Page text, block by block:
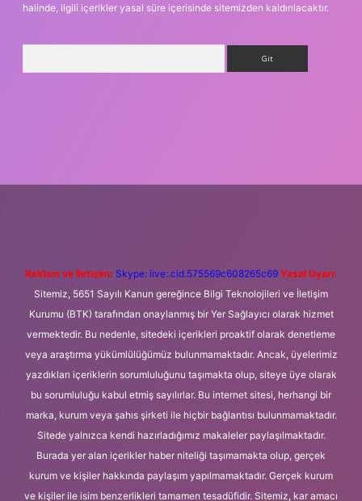
halinde, ilgili içerikler yasal süre içerisinde sitemizden kaldırılacaktır.
Reklam ve İletişim: Skype: live:.cid.575569c608265c69 Yasal Uyarı:
Sitemiz, 5651 Sayılı Kanun gereğince Bilgi Teknolojileri ve İletişim
Kurumu (BTK) tarafından onaylanmış bir Yer Sağlayıcı olarak hizmet
vermektedir. Bu nedenle, sitedeki içerikleri proaktif olarak denetleme
veya araştırma yükümlülüğümüz bulunmamaktadır. Ancak, üyelerimiz
yazdıkları içeriklerin sorumluluğunu taşımakta olup, siteye üye olarak
bu sorumluluğu kabul etmiş sayılırlar. Bu internet sitesi, herhangi bir
marka, kurum veya şahıs şirketi ile hiçbir bağlantısı bulunmamaktadır.
Sitede yalnızca kendi hazırladığımız makaleler paylaşılmaktadır.
Burada yer alan içerikler haber niteliği taşımamakta olup, gerçek
kurum ve kişiler hakkında paylaşım yapılmamaktadır. Gerçek kurum
ve kişiler ile isim benzerlikleri tamamen tesadüfidir. Sitemiz, kar amacı